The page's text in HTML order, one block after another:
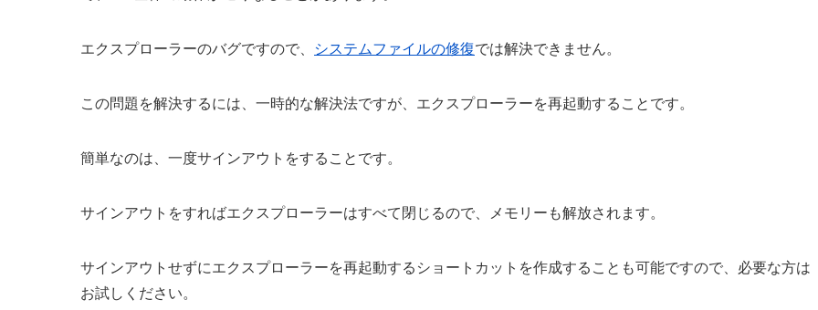
エクスプローラーのバグですので、 システムファイルの修復では解決できません。
この問題を解決するには、一時的な解決法ですが、エクスプローラーを再起動することです。
簡単なのは、一度サインアウトをすることです。
サインアウトをすればエクスプローラーはすべて閉じるので、メモリーも解放されます。
サインアウトせずにエクスプローラーを再起動するショートカットを作成することも可能ですので、必要な方は
お試しください。